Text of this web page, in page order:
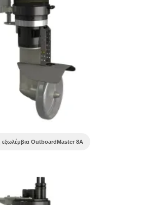
εξωλέμβια OutboardMaster 8A